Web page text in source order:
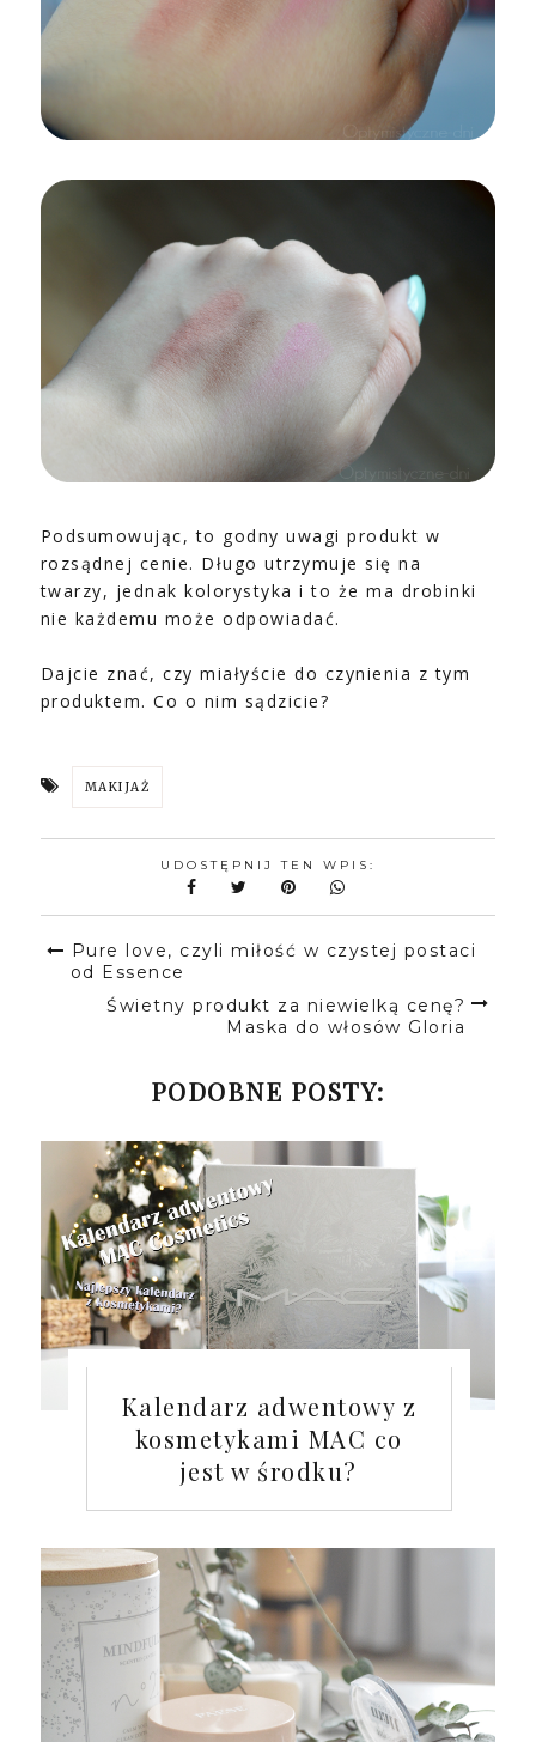
Podsumowując, to godny uwagi produkt w
rozsądnej cenie. Długo utrzymuje się na
twarzy, jednak kolorystyka i to że ma drobinki
nie każdemu może odpowiadać.
Dajcie znać, czy miałyście do czynienia z tym
produktem. Co o nim sądzicie?
MAKIJAŻ
UDOSTĘPNIJ TEN WPIS:
Pure love, czyli miłość w czystej postaci
od Essence
Świetny produkt za niewielką cenę?
Maska do włosów Gloria
PODOBNE POSTY:
Kalendarz adwentowy z
kosmetykami MAC co
jest w środku?